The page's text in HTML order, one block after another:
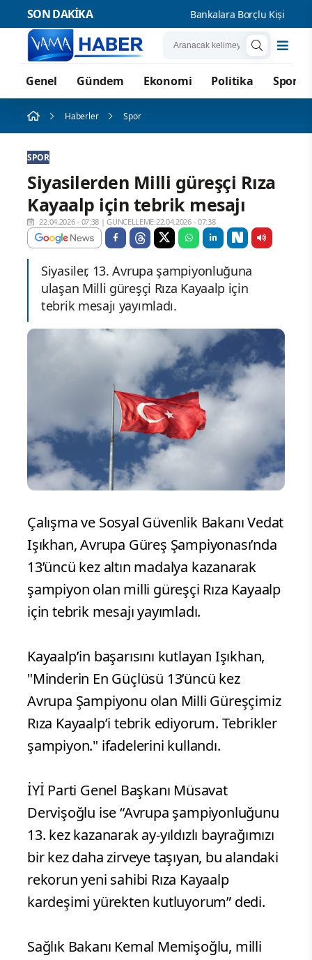
SON DAKİKA Bankalara Borçlu Kişi Sayısı
Genel Gündem Ekonomi Politika Spor
Haberler Spor
SPOR
Siyasilerden Milli güreşçi Rıza
Kayaalp için tebrik mesajı
22.04.2026 - 07:38 |GÜNCELLEME:22.04.2026 - 07:38
Siyasiler, 13. Avrupa şampiyonluğuna
ulaşan Milli güreşçi Rıza Kayaalp için
tebrik mesajı yayımladı.
Çalışma ve Sosyal Güvenlik Bakanı Vedat
Işıkhan, Avrupa Güreş Şampiyonası’nda
13’üncü kez altın madalya kazanarak
şampiyon olan milli güreşçi Rıza Kayaalp
için tebrik mesajı yayımladı.
Kayaalp’in başarısını kutlayan Işıkhan,
"Minderin En Güçlüsü 13’üncü kez
Avrupa Şampiyonu olan Milli Güreşçimiz
Rıza Kayaalp’i tebrik ediyorum. Tebrikler
şampiyon." ifadelerini kullandı.
İYİ Parti Genel Başkanı Müsavat
Dervişoğlu ise “Avrupa şampiyonluğunu
13. kez kazanarak ay-yıldızlı bayrağımızı
bir kez daha zirveye taşıyan, bu alandaki
rekorun yeni sahibi Rıza Kayaalp
kardeşimi yürekten kutluyorum” dedi.
Sağlık Bakanı Kemal Memişoğlu, milli